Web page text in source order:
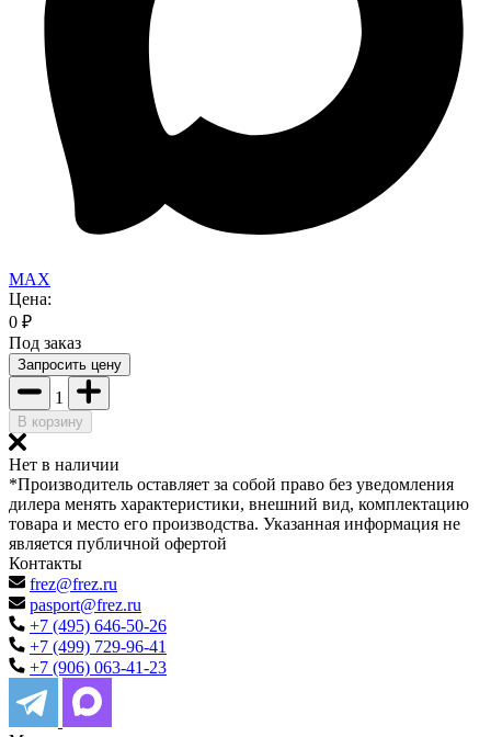
MAX
Цена:
0 ₽
Под заказ
Запросить цену
1
В корзину
Нет в наличии
*Производитель оставляет за собой право без уведомления
дилера менять характеристики, внешний вид, комплектацию
товара и место его производства. Указанная информация не
является публичной офертой
Контакты
frez@frez.ru
pasport@frez.ru
+7 (495) 646-50-26
+7 (499) 729-96-41
+7 (906) 063-41-23